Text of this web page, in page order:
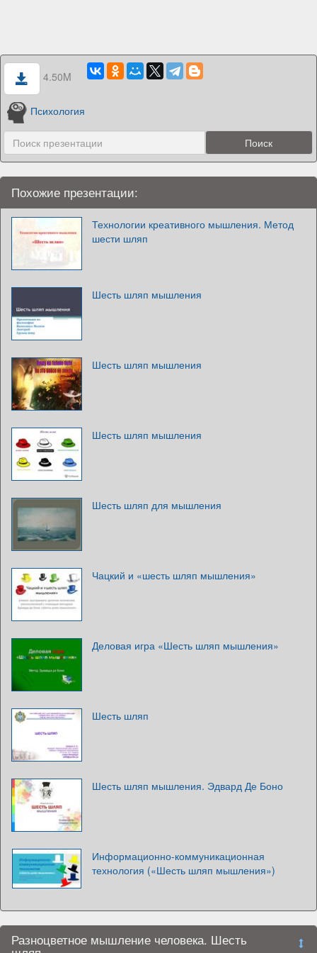
4.50M
Психология
Похожие презентации:
Технологии креативного мышления. Метод
шести шляп
Шесть шляп мышления
Шесть шляп мышления
Шесть шляп мышления
Шесть шляп для мышления
Чацкий и «шесть шляп мышления»
Деловая игра «Шесть шляп мышления»
Шесть шляп
Шесть шляп мышления. Эдвард Де Боно
Информационно-коммуникационная
технология («Шесть шляп мышления»)
Разноцветное мышление человека. Шесть